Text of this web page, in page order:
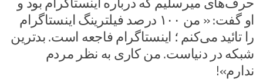
حرف‌های میرسلیم که درباره اینستاگرام بود و
او گفت: « من ۱۰۰ درصد فیلترینگ اینستاگرام
را تائید می‌کنم ؛ اینستاگرام فاجعه است. بدترین
شبکه در دنیاست. من کاری به نظر مردم
ندارم»!